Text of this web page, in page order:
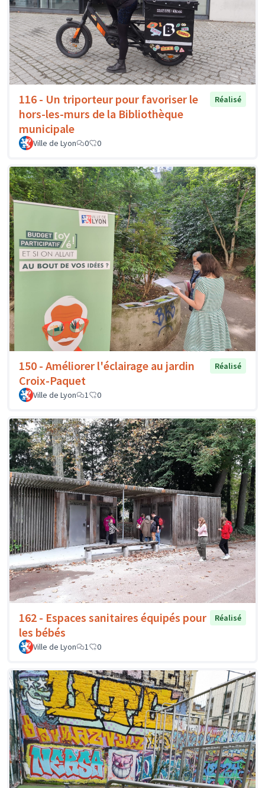
116 - Un triporteur pour favoriser le
hors-les-murs de la Bibliothèque
municipale
Réalisé
Ville de Lyon 0 0
150 - Améliorer l'éclairage au jardin
Croix-Paquet
Réalisé
Ville de Lyon 1 0
162 - Espaces sanitaires équipés pour
les bébés
Réalisé
Ville de Lyon 1 0